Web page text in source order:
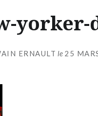
yorker-
ERNAULT le 25